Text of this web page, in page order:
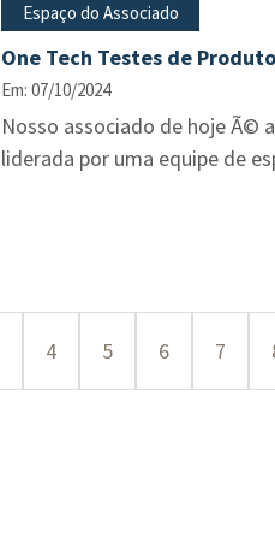
Espaço do Associado
One Tech Testes de
Em: 07/10/2024
Nosso associado de hoje Ã© a One Tech Testes de
liderada por uma equipe de
4 5 6 7